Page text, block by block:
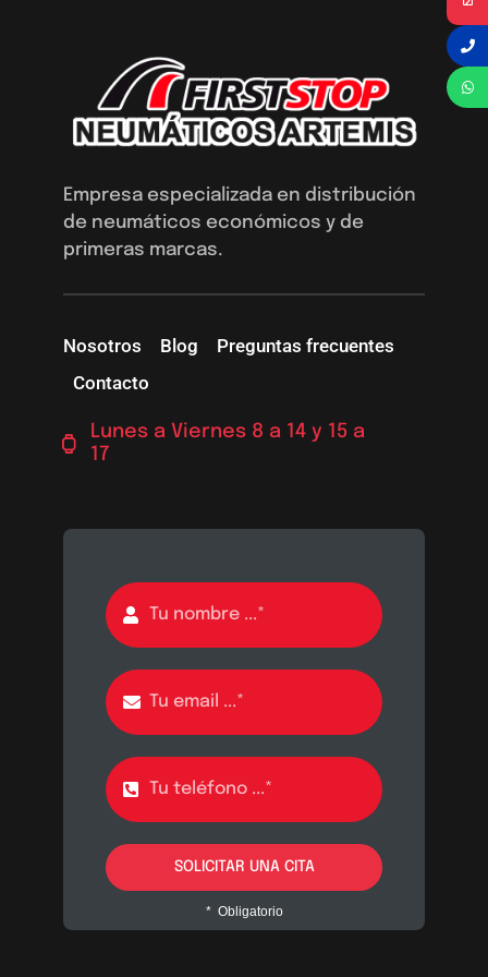
Empresa especializada en distribución
de neumáticos económicos y de
primeras marcas.
Nosotros Blog
Preguntas frecuentes
Contacto
Lunes a Viernes 8 a 14 y 15 a
17
SOLICITAR UNA CITA
* Obligatorio